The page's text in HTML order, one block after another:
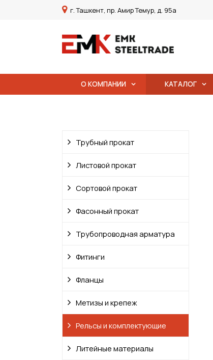
г. Ташкент, пр. Амир Темур, д. 95а
О КОМПАНИИ КАТАЛОГ
Трубный прокат
Листовой прокат
Сортовой прокат
Фасонный прокат
Трубопроводная арматура
Фитинги
Фланцы
Метизы и крепеж
Рельсы и комплектующие
Литейные материалы